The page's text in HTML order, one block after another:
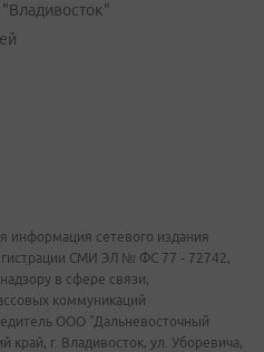
информация сетевого издания
СМИ ЭЛ № ФС 77 - 72742,
в сфере связи,
коммуникаций
ООО "Дальневосточный
г. Владивосток, ул. Уборевича,